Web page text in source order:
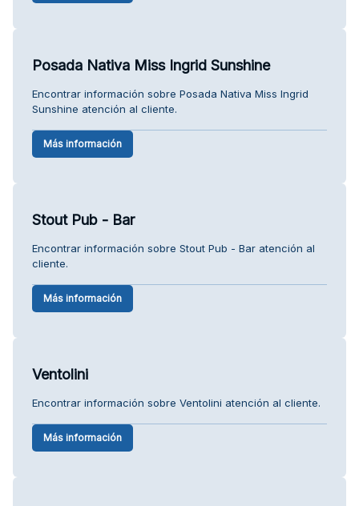
Posada Nativa Miss Ingrid Sunshine
Encontrar información sobre Posada Nativa Miss Ingrid
Sunshine atención al cliente.
Más información
Stout Pub - Bar
Encontrar información sobre Stout Pub - Bar atención al
cliente.
Más información
Ventolini
Encontrar información sobre Ventolini atención al cliente.
Más información